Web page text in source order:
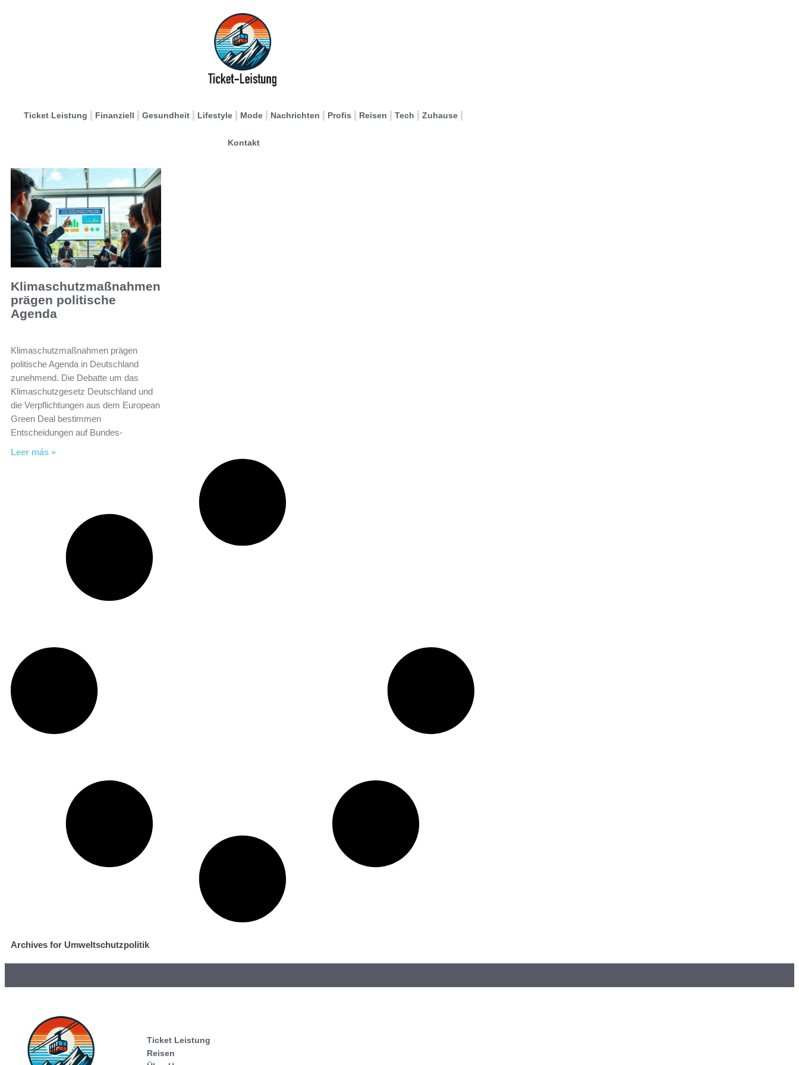
Ticket Leistung Finanziell Gesundheit Lifestyle Mode Nachrichten Profis Reisen Tech Zuhause
Kontakt
Klimaschutzmaßnahmen
prägen politische
Agenda
Klimaschutzmaßnahmen prägen
politische Agenda in Deutschland
zunehmend. Die Debatte um das
Klimaschutzgesetz Deutschland und
die Verpflichtungen aus dem European
Green Deal bestimmen
Entscheidungen auf Bundes-
Leer más »
Archives for Umweltschutzpolitik
Ticket Leistung
Reisen